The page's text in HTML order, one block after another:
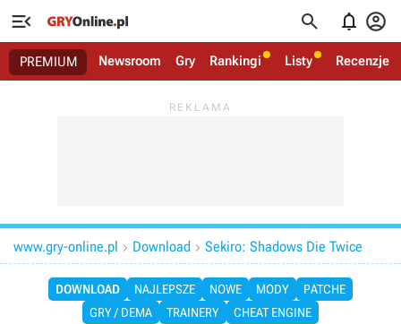
   
PREMIUM Newsroom Gry Rankingi Listy Recenzje
www.gry-online.pl  Download  Sekiro: Shadows Die Twice
DOWNLOAD NAJLEPSZE NOWE MODY
PATCHE
GRY / DEMA
TRAINERY CHEAT ENGINE